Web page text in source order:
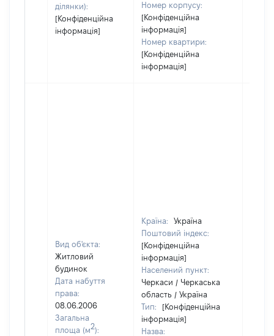
ділянки):
[Конфіденційна
інформація]
Номер корпусу:
[Конфіденційна
інформація]
Номер квартири:
[Конфіденційна
інформація]
Вид об'єкта:
Житловий
будинок
Дата набуття
права:
08.06.2006
Загальна
площа (м2):
Країна:
Україна
Поштовий індекс:
[Конфіденційна
інформація]
Населений пункт:
Черкаси / Черкаська
область / Україна
Тип:
[Конфіденційна
інформація]
Назва: